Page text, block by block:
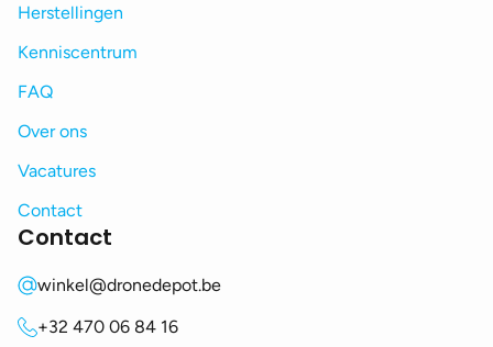
Herstellingen
Kenniscentrum
FAQ
Over ons
Vacatures
Contact
Contact
winkel@dronedepot.be
+32 470 06 84 16